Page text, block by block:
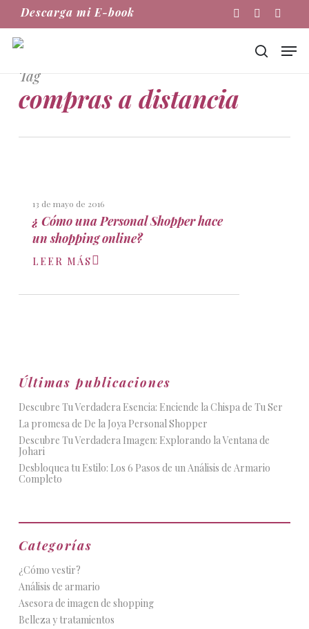
main
InstagramPhoneEmail
Descarga mi E-book
buscar
Tag
compras a distancia
13 de mayo de 2016
¿ Cómo una Personal Shopper hace
un shopping online?
LEER MÁS
Últimas publicaciones
Descubre Tu Verdadera Esencia: Enciende la Chispa de Tu Ser
La promesa de De la Joya Personal Shopper
Descubre Tu Verdadera Imagen: Explorando la Ventana de
Johari
Desbloquea tu Estilo: Los 6 Pasos de un Análisis de Armario
Completo
Categorías
¿Cómo vestir?
Análisis de armario
Asesora de imagen de shopping
Belleza y tratamientos